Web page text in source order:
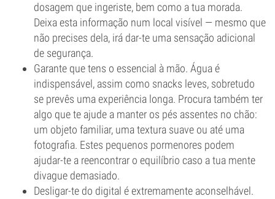
dosagem que ingeriste, bem como a tua morada.
Deixa esta informação num local visível — mesmo que
não precises dela, irá dar-te uma sensação adicional
de segurança.
Garante que tens o essencial à mão. Água é
indispensável, assim como snacks leves, sobretudo
se prevês uma experiência longa. Procura também ter
algo que te ajude a manter os pés assentes no chão:
um objeto familiar, uma textura suave ou até uma
fotografia. Estes pequenos pormenores podem
ajudar-te a reencontrar o equilíbrio caso a tua mente
divague demasiado.
Desligar-te do digital é extremamente aconselhável.